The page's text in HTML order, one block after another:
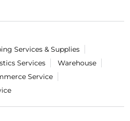
Services & Supplies
Services
Warehouse
Service